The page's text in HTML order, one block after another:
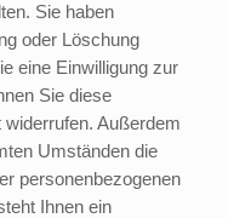
Sie haben
oder Löschung
eine Einwilligung zur
Sie diese
Außerdem
Umständen die
personenbezogenen
Ihnen ein